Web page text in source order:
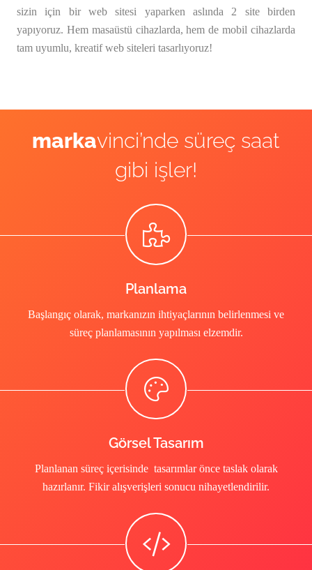
sizin için bir web sitesi yaparken aslında 2 site birden
yapıyoruz. Hem masaüstü cihazlarda, hem de mobil cihazlarda
tam uyumlu, kreatif web siteleri tasarlıyoruz!
markavinci’nde süreç saat
gibi işler!
Planlama
Başlangıç olarak, markanızın ihtiyaçlarının belirlenmesi ve
süreç planlamasının yapılması elzemdir.
Görsel Tasarım
Planlanan süreç içerisinde tasarımlar önce taslak olarak
hazırlanır. Fikir alışverişleri sonucu nihayetlendirilir.